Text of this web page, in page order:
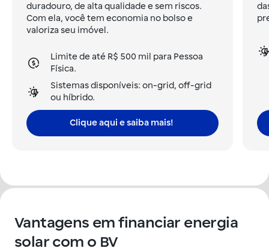
duradouro, de alta qualidade e sem riscos.
Com ela, você tem economia no bolso e
valoriza seu imóvel.
Limite de até R$ 500 mil para Pessoa
Física.
Sistemas disponíveis: on-grid, off-grid
ou híbrido.
Clique aqui e saiba mais!
Vantagens em financiar energia
solar com o BV